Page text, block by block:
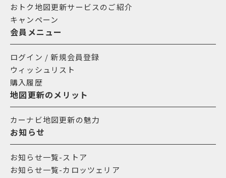
おトク地図更新サービスのご紹介
キャンペーン
会員メニュー
ログイン / 新規会員登録
ウィッシュリスト
購入履歴
地図更新のメリット
カーナビ地図更新の魅力
お知らせ
お知らせ一覧-ストア
お知らせ一覧-カロッツェリア